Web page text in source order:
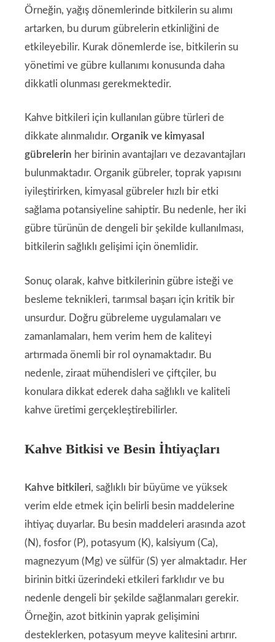
Örneğin, yağış dönemlerinde bitkilerin su alımı
artarken, bu durum gübrelerin etkinliğini de
etkileyebilir. Kurak dönemlerde ise, bitkilerin su
yönetimi ve gübre kullanımı konusunda daha
dikkatli olunması gerekmektedir.
Kahve bitkileri için kullanılan gübre türleri de
dikkate alınmalıdır. Organik ve kimyasal
gübrelerin her birinin avantajları ve dezavantajları
bulunmaktadır. Organik gübreler, toprak yapısını
iyileştirirken, kimyasal gübreler hızlı bir etki
sağlama potansiyeline sahiptir. Bu nedenle, her iki
gübre türünün de dengeli bir şekilde kullanılması,
bitkilerin sağlıklı gelişimi için önemlidir.
Sonuç olarak, kahve bitkilerinin gübre isteği ve
besleme teknikleri, tarımsal başarı için kritik bir
unsurdur. Doğru gübreleme uygulamaları ve
zamanlamaları, hem verim hem de kaliteyi
artırmada önemli bir rol oynamaktadır. Bu
nedenle, ziraat mühendisleri ve çiftçiler, bu
konulara dikkat ederek daha sağlıklı ve kaliteli
kahve üretimi gerçekleştirebilirler.
Kahve Bitkisi ve Besin İhtiyaçları
Kahve bitkileri, sağlıklı bir büyüme ve yüksek
verim elde etmek için belirli besin maddelerine
ihtiyaç duyarlar. Bu besin maddeleri arasında azot
(N), fosfor (P), potasyum (K), kalsiyum (Ca),
magnezyum (Mg) ve sülfür (S) yer almaktadır. Her
birinin bitki üzerindeki etkileri farklıdır ve bu
nedenle dengeli bir şekilde sağlanmaları gerekir.
Örneğin, azot bitkinin yaprak gelişimini
desteklerken, potasyum meyve kalitesini artırır.